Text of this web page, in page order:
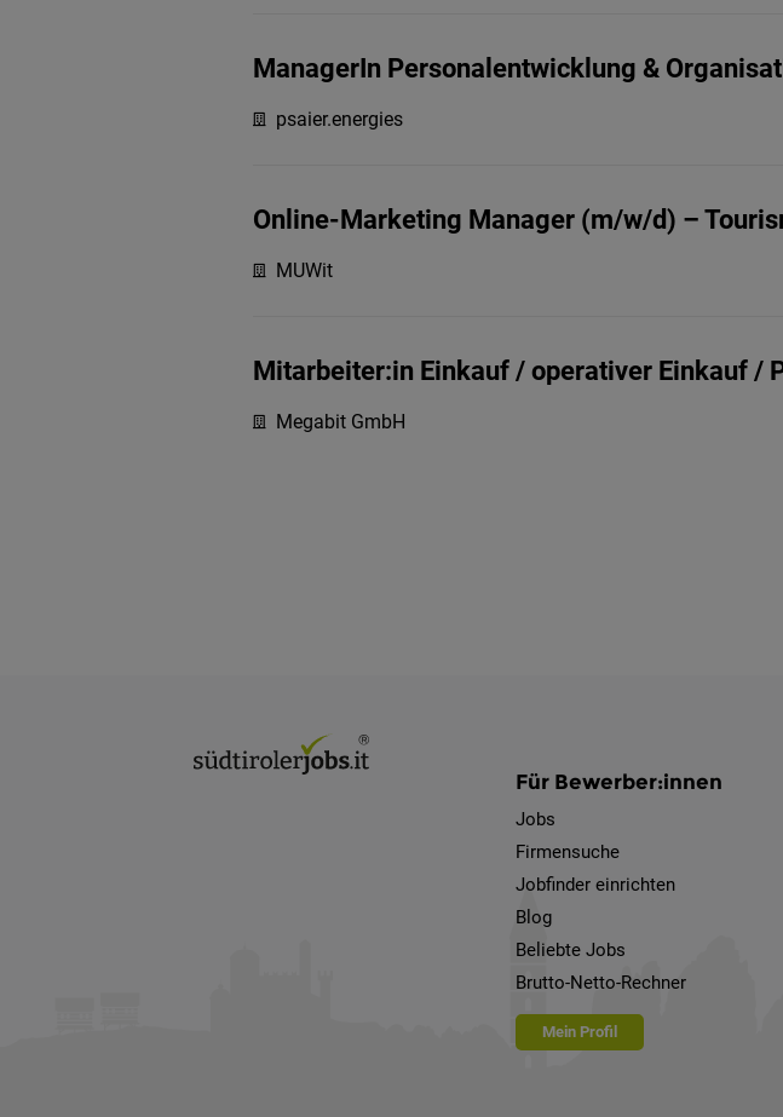
ManagerIn Personalentwicklung &
psaier.energies
Online-Marketing Manager (m/w/d) –
MUWit
Mitarbeiter:in Einkauf / operativer Einkauf /
Megabit GmbH
Für Bewerber:innen
Jobs
Firmensuche
Jobfinder einrichten
Blog
Beliebte Jobs
Brutto-Netto-Rechner
Mein Profil